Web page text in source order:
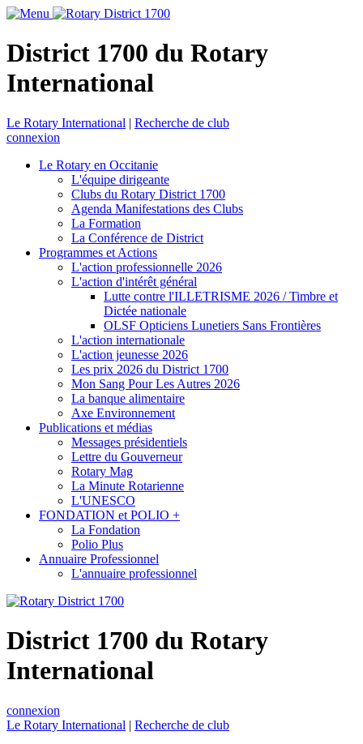
District 1700 du Rotary
International
Le Rotary International | Recherche de club
connexion
Le Rotary en Occitanie
L'équipe dirigeante
Clubs du Rotary District 1700
Agenda Manifestations des Clubs
La Formation
La Conférence de District
Programmes et Actions
L'action professionnelle 2026
L'action d'intérêt général
Lutte contre l'ILLETRISME 2026 / Timbre et
Dictée nationale
OLSF Opticiens Lunetiers Sans Frontières
L'action internationale
L'action jeunesse 2026
Les prix 2026 du District 1700
Mon Sang Pour Les Autres 2026
La banque alimentaire
Axe Environnement
Publications et médias
Messages présidentiels
Lettre du Gouverneur
Rotary Mag
La Minute Rotarienne
L'UNESCO
FONDATION et POLIO +
La Fondation
Polio Plus
Annuaire Professionnel
L'annuaire professionnel
District 1700 du Rotary
International
connexion
Le Rotary International | Recherche de club